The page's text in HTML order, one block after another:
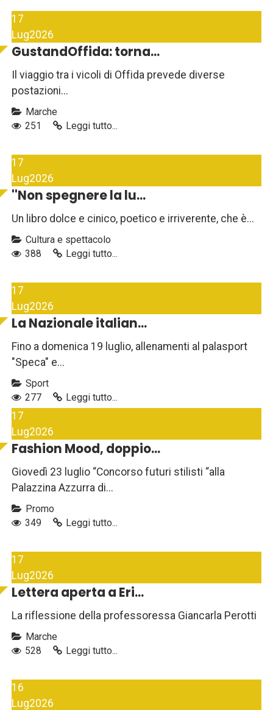
17
Lug2026
GustandOffida: torna...
Il viaggio tra i vicoli di Offida prevede diverse
postazioni...
Marche
251
Leggi tutto...
17
Lug2026
''Non spegnere la lu...
Un libro dolce e cinico, poetico e irriverente, che è...
Cultura e spettacolo
388
Leggi tutto...
17
Lug2026
La Nazionale italian...
Fino a domenica 19 luglio, allenamenti al palasport
"Speca" e...
Sport
277
Leggi tutto...
17
Lug2026
Fashion Mood, doppio...
Giovedì 23 luglio “Concorso futuri stilisti “alla
Palazzina Azzurra di...
Promo
349
Leggi tutto...
17
Lug2026
Lettera aperta a Eri...
La riflessione della professoressa Giancarla Perotti
Marche
528
Leggi tutto...
16
Lug2026